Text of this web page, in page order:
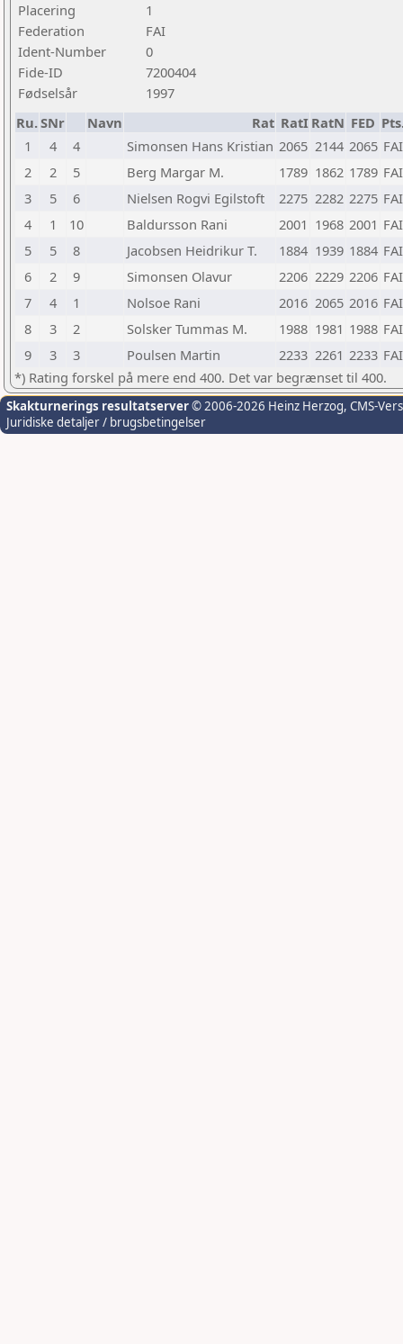
Placering
1
Federation
FAI
Ident-Number
0
Fide-ID
7200404
Fødselsår
1997
Ru.SNr Navn Rat RatI RatN FED
1
4 4 Simonsen Hans Kristian 2065 2144 2065 FAI
2
2 5 Berg Margar M. 1789 1862 1789 FAI
3
5 6 Nielsen Rogvi Egilstoft 2275 2282 2275 FAI
4
1 10 Baldursson Rani 2001 1968 2001 FAI
5
5 8 Jacobsen Heidrikur T. 1884 1939 1884 FAI
6
2 9 Simonsen Olavur 2206 2229 2206 FAI
7
4 1 Nolsoe Rani 2016 2065 2016 FAI
8
3 2 Solsker Tummas M. 1988 1981 1988 FAI
9
3 3 Poulsen Martin 2233 2261 2233 FAI
*) Rating forskel på mere end 400. Det var begrænset til 400.
Skakturnerings resultatserver© 2006-2026 Heinz Herzog, CMS-
Juridiske detaljer / brugsbetingelser